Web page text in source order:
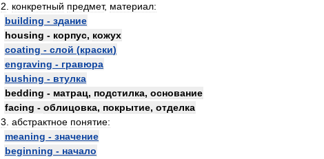
2
конкретный предмет, материал:
building - здание
housing - корпус, кожух
coating - слой (краски)
engraving - гравюра
bushing - втулка
bedding - матрац, подстилка, основание
facing - облицовка, покрытие, отделка
3 абстрактное понятие:
meaning - значение
beginning - начало